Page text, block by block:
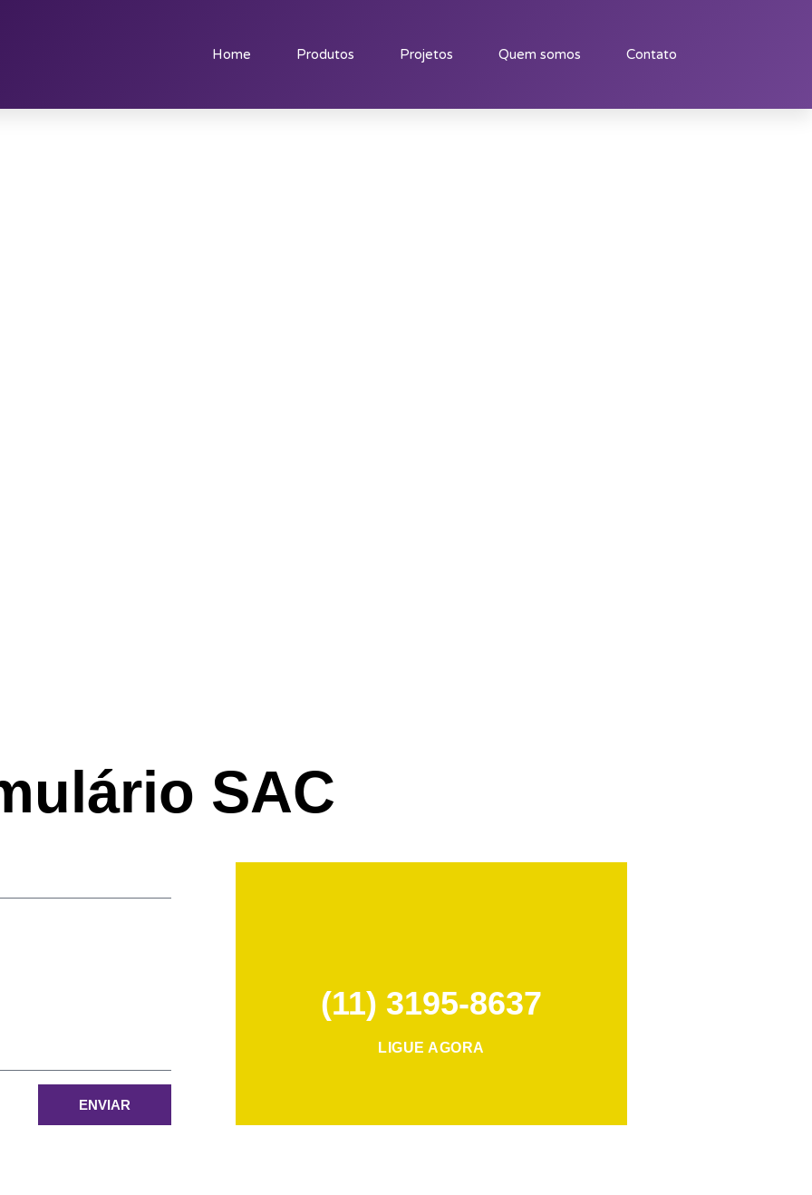
Home Produtos Projetos Quem somos Contato
SAC
ENVIAR
(11) 3195-8637
LIGUE AGORA